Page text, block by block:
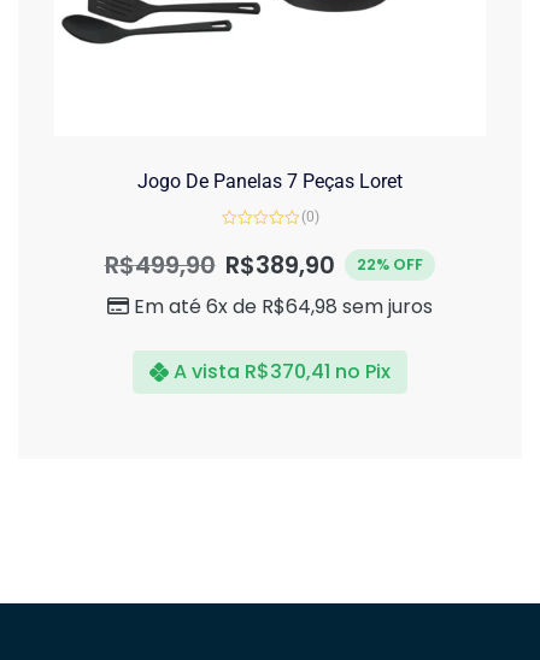
Jogo De Panelas 7 Peças Loret
de
(0)
R$499,90 R$389,90 22% OFF
Em até 6x de R$64,98 sem juros
A vista R$370,41 no Pix